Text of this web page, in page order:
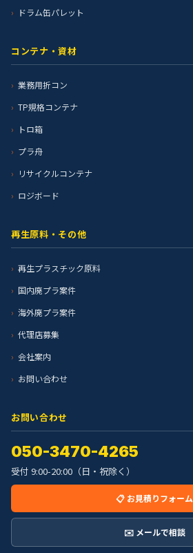
ドラム缶パレット
コンテナ・資材
業務用折コン
TP規格コンテナ
トロ箱
プラ舟
リサイクルコンテナ
ロジボード
再生原料・その他
再生プラスチック原料
国内廃プラ案件
海外廃プラ案件
代理店募集
会社案内
お問い合わせ
お問い合わせ
050-3470-4265
受付 9:00-20:00（日・祝除く）
📋 お見積りフォーム
✉️ メールで相談